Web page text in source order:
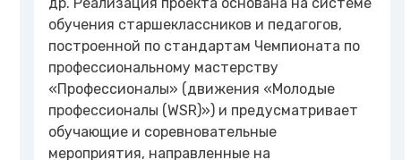
обучения старшеклассников и педагогов,
построенной по стандартам Чемпионата по
профессиональному мастерству
«Профессионалы» (движения «Молодые
профессионалы (WSR)») и предусматривает
обучающие и соревновательные
мероприятия, направленные на